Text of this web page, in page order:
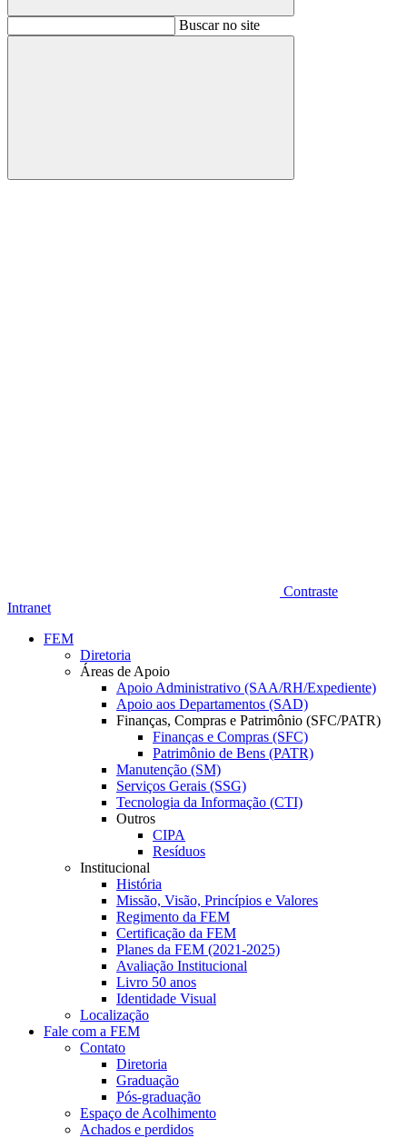
BuscarBuscar no site
Buscar
Contraste
Intranet
FEM
Diretoria
Áreas de Apoio
Apoio Administrativo (SAA/RH/Expediente)
Apoio aos Departamentos (SAD)
Finanças, Compras e Patrimônio (SFC/PATR)
Finanças e Compras (SFC)
Patrimônio de Bens (PATR)
Manutenção (SM)
Serviços Gerais (SSG)
Tecnologia da Informação (CTI)
Outros
CIPA
Resíduos
Institucional
História
Missão, Visão, Princípios e Valores
Regimento da FEM
Certificação da FEM
Planes da FEM (2021-2025)
Avaliação Institucional
Livro 50 anos
Identidade Visual
Localização
Fale com a FEM
Contato
Diretoria
Graduação
Pós-graduação
Espaço de Acolhimento
Achados e perdidos